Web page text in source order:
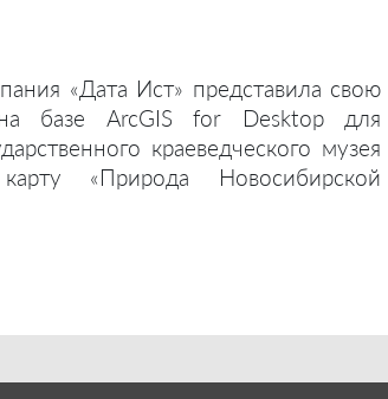
«Дата Ист» представила свою
базе ArcGIS for Desktop для
краеведческого музея
«Природа Новосибирской